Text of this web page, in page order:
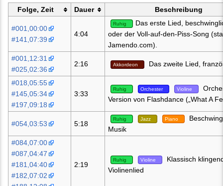
Folge, Zeit Dauer Beschreibung
#001,00:00
#141,07:39
4:04
Ruhig
Das erste Lied,
oder der Voll-auf-den-Piss-Song
Jamendo.com).
#001,12:31
#025,02:36
2:16 Akkordeon Das zweite Lied,
#018,05:55
#145,05:34
#197,09:18
3:33
Ruhig Orchester Violine
Version von Flashdance („What A
#054,03:53 5:18
Ruhig Jazz Piano
Musik
#084,07:00
#087,04:47
#181,04:40
#182,07:02
2:19
Ruhig Violine
Klassisch
Violinenlied